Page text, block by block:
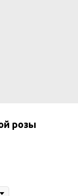
розы